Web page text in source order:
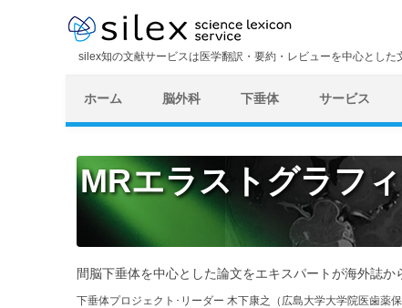
silex知の文献サービスは医学翻訳・要約・レビューを中心とした
ホーム 脳外科 下垂体 サービス
MRエラストグラフ
間脳下垂体を中心とした論文をエキスパートが海外誌か
下垂体プロジェクト･リーダー 木下康之（広島大学大学院医歯薬